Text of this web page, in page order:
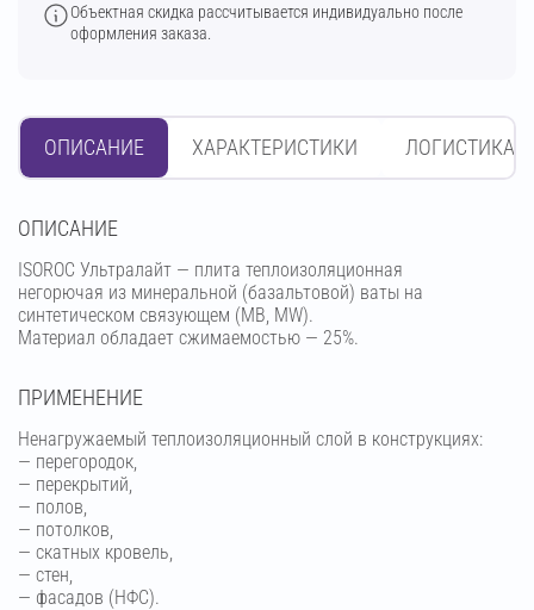
Объектная скидка рассчитывается индивидуально после
оформления заказа.
ОПИСАНИЕ ХАРАКТЕРИСТИКИ ЛОГИСТИКА
OПИСАНИЕ
ISOROC Ультралайт — плита теплоизоляционная
негорючая из минеральной (базальтовой) ваты на
синтетическом связующем (МВ, MW).
Материал обладает сжимаемостью — 25%.
ПРИМЕНЕНИЕ
Ненагружаемый теплоизоляционный слой в конструкциях:
— перегородок,
— перекрытий,
— полов,
— потолков,
— скатных кровель,
— стен,
— фасадов (НФС).